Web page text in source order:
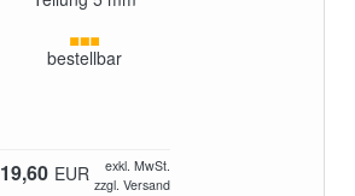
bestellbar
19,60 EUR
exkl. MwSt.
zzgl. Versand